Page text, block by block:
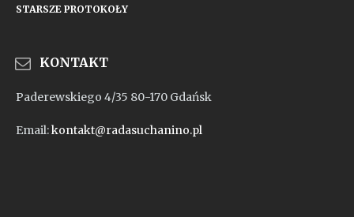
STARSZE PROTOKOŁY
KONTAKT
Paderewskiego 4/35 80-170 Gdańsk
Email:kontakt@radasuchanino.pl